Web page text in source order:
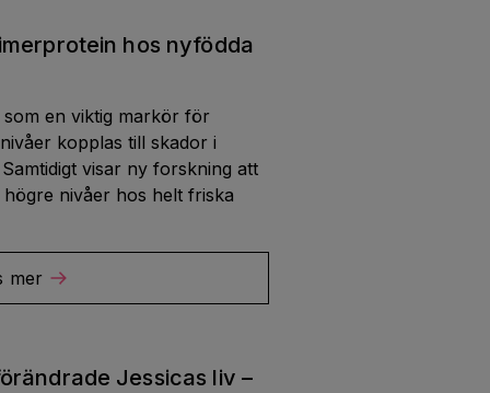
hos nyfödda
en viktig markör för
kopplas till skador i
visar ny forskning att
nivåer hos helt friska
mer
Jessicas liv –